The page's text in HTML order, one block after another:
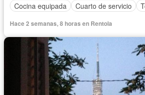
Cocina equipada
Cuarto de servicio
Hace 2 semanas, 8 horas en Rentola